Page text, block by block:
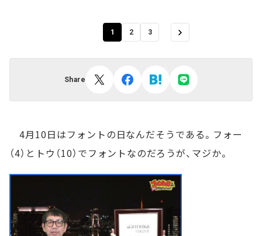
1 2 3
Share
4月10日はフォントの日なんだそうである。フォー
（4）とトウ（10）でフォントなのだろうが、マジか。